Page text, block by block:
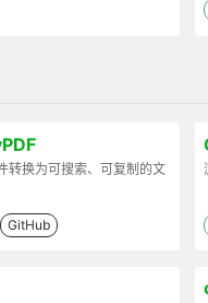
转换为可搜索、可复制的文
GitHub